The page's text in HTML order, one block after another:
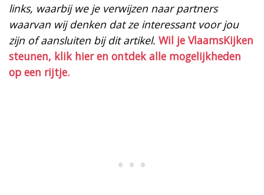
links, waarbij we je verwijzen naar partners
waarvan wij denken dat ze interessant voor jou
zijn of aansluiten bij dit artikel. Wil je VlaamsKijken
steunen, klik hier en ontdek alle mogelijkheden
op een rijtje.